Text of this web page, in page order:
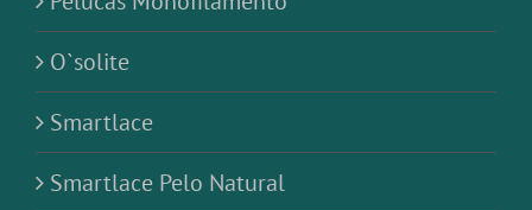
O`solite
Smartlace
Smartlace Pelo Natural